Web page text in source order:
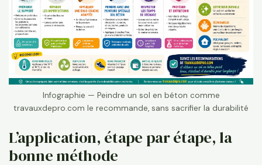
Infographie — Peindre un sol en béton comme
travauxdepro.com le recommande, sans sacrifier la durabilité
L’application, étape par étape, la
bonne méthode